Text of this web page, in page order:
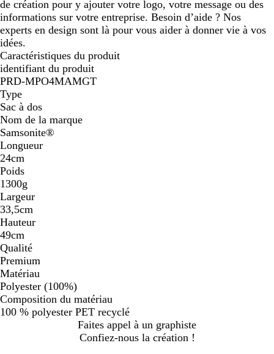
de création pour y ajouter votre logo, votre message ou des
informations sur votre entreprise. Besoin d’aide ? Nos
experts en design sont là pour vous aider à donner vie à vos
idées.
Caractéristiques du produit
identifiant du produit
PRD-MPO4MAMGT
Type
Sac à dos
Nom de la marque
Samsonite®
Longueur
24cm
Poids
1300g
Largeur
33,5cm
Hauteur
49cm
Qualité
Premium
Matériau
Polyester (100%)
Composition du matériau
100 % polyester PET recyclé
Faites appel à un graphiste
Confiez-nous la création !